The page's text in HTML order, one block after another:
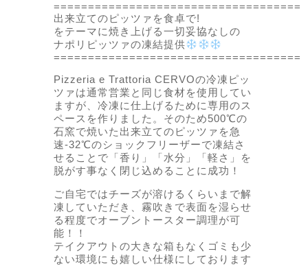
====================================
出来立てのピッツァを食卓で!
をテーマに焼き上げる一切妥協なしの
ナポリピッツァの凍結提供
====================================
Pizzeria e Trattoria CERVOの冷凍ピッ
ツァは通常営業と同じ食材を使用してい
ますが、冷凍に仕上げるために専用のス
ペースを作りました。そのため500℃の
石窯で焼いた出来立てのピッツァを急
速-32℃のショックフリーザーで凍結さ
せることで「香り」「水分」「軽さ」を
脱がす事なく閉じ込めることに成功！
ご自宅ではチーズが溶けるくらいまで解
凍していただき、霧吹きで表面を湿らせ
る程度でオーブントースター調理が可
能！！
テイクアウトの大きな箱もなくゴミも少
ない環境にも嬉しい仕様にしております